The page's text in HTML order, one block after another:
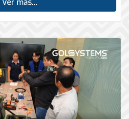
Ver mas...